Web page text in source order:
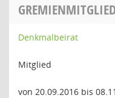
Denkmalbeirat
Mitglied
von 20.09.2016 bis